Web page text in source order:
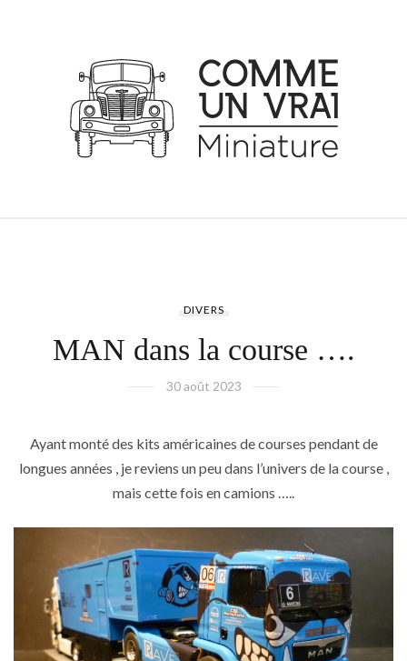
DIVERS
MAN dans la course ….
30 août 2023
Ayant monté des kits américaines de courses pendant de
longues années , je reviens un peu dans l’univers de la course ,
mais cette fois en camions …..